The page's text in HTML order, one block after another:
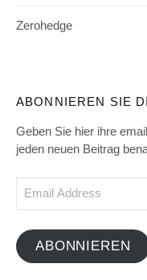
Zerohedge
ABONNIEREN SIE
Geben Sie hier ihre
jeden neuen Beitrag
ABONNIEREN